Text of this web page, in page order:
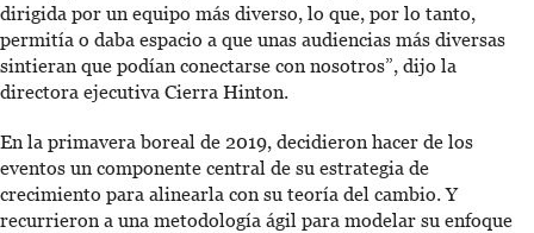
dirigida por un equipo más diverso, lo que, por lo tanto,
permitía o daba espacio a que unas audiencias más diversas
sintieran que podían conectarse con nosotros”, dijo la
directora ejecutiva Cierra Hinton.
En la primavera boreal de 2019, decidieron hacer de los
eventos un componente central de su estrategia de
crecimiento para alinearla con su teoría del cambio. Y
recurrieron a una metodología ágil para modelar su enfoque